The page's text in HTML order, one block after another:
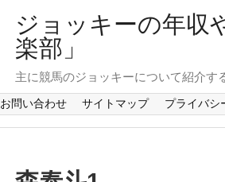
ジョッキーの年収
楽部」
主に競馬のジョッキーについて紹介
お問い合わせ サイトマップ プライバシ